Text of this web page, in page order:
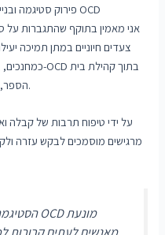
פירוק סטיגמה ובניית אוריינות לבריאות הנפש לסטודנטים עם OCD
אני מאמין בתוקף שהתגברות על
צעדים חיוניים במתן תמיכה
הספר, לספק מידע מדויק ולהפיג תפיסות שגויות.
על ידי טיפוח תרבות של קבלה